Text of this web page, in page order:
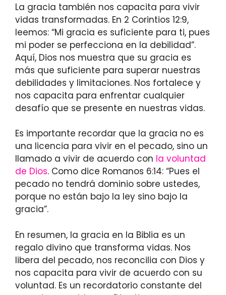
La gracia también nos capacita para vivir
vidas transformadas. En 2 Corintios 12:9,
leemos: “Mi gracia es suficiente para ti, pues
mi poder se perfecciona en la debilidad”.
Aquí, Dios nos muestra que su gracia es
más que suficiente para superar nuestras
debilidades y limitaciones. Nos fortalece y
nos capacita para enfrentar cualquier
desafío que se presente en nuestras vidas.
Es importante recordar que la gracia no es
una licencia para vivir en el pecado, sino un
llamado a vivir de acuerdo con la voluntad
de Dios. Como dice Romanos 6:14: “Pues el
pecado no tendrá dominio sobre ustedes,
porque no están bajo la ley sino bajo la
gracia”.
En resumen, la gracia en la Biblia es un
regalo divino que transforma vidas. Nos
libera del pecado, nos reconcilia con Dios y
nos capacita para vivir de acuerdo con su
voluntad. Es un recordatorio constante del